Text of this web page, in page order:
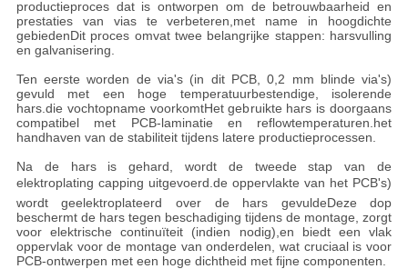
productieproces dat is ontworpen om de betrouwbaarheid en
prestaties van vias te verbeteren,met name in hoogdichte
gebiedenDit proces omvat twee belangrijke stappen: harsvulling
en galvanisering.
Ten eerste worden de via's (in dit PCB, 0,2 mm blinde via's)
gevuld met een hoge temperatuurbestendige, isolerende
hars.die vochtopname voorkomtHet gebruikte hars is doorgaans
compatibel met PCB-laminatie en reflowtemperaturen.het
handhaven van de stabiliteit tijdens latere productieprocessen.
Na de hars is gehard, wordt de tweede stap van de
elektroplating capping uitgevoerd.de oppervlakte van het PCB's)
wordt geelektroplateerd over de hars gevuldeDeze dop
beschermt de hars tegen beschadiging tijdens de montage, zorgt
voor elektrische continuïteit (indien nodig),en biedt een vlak
oppervlak voor de montage van onderdelen, wat cruciaal is voor
PCB-ontwerpen met een hoge dichtheid met fijne componenten.